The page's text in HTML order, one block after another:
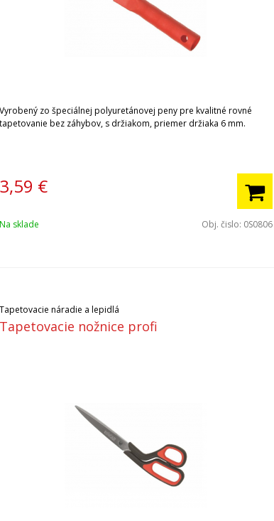
Vyrobený zo špeciálnej polyuretánovej peny pre kvalitné rovné
tapetovanie bez záhybov, s držiakom, priemer držiaka 6 mm.
3,59 €
Na sklade Obj. čislo: 0S0806
Tapetovacie náradie a lepidlá
Tapetovacie nožnice profi